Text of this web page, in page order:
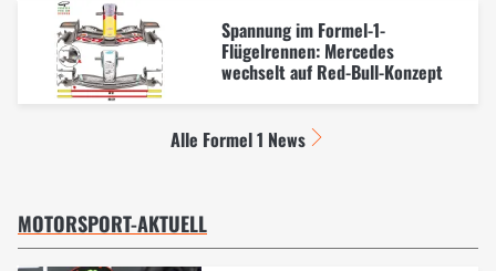
Spannung im Formel-1-
Flügelrennen: Mercedes
wechselt auf Red-Bull-Konzept
Alle Formel 1 News
MOTORSPORT-AKTUELL